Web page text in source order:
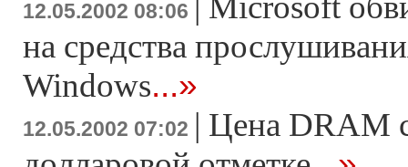
12.05.2002 08:06
на средства
Windows...»
12.05.2002 07:02 | Цена DRAM